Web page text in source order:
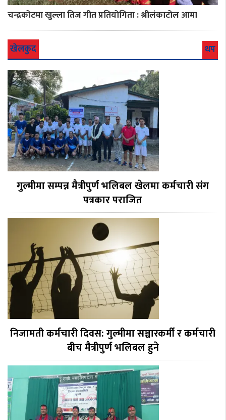
चन्द्रकोटमा खुल्ला तिज गीत प्रतियोगिता : श्रीलंकाटोल आमा
खेलकुद थप
गुल्मीमा सम्पन्न मैत्रीपुर्ण भलिबल खेलमा कर्मचारी संग
पत्रकार पराजित
निजामती कर्मचारी दिवस: गुल्मीमा सञ्चारकर्मी र कर्मचारी
बीच मैत्रीपुर्ण भलिबल हुने